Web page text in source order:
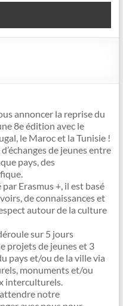
annoncer la reprise du
8e édition avec le
le Maroc et la Tunisie !
de jeunes entre
pays, des
Erasmus +, il est basé
de connaissances et
autour de la culture
sur 5 jours
projets de jeunes et 3
pays et/ou de la ville via
monuments et/ou
interculturels.
notre